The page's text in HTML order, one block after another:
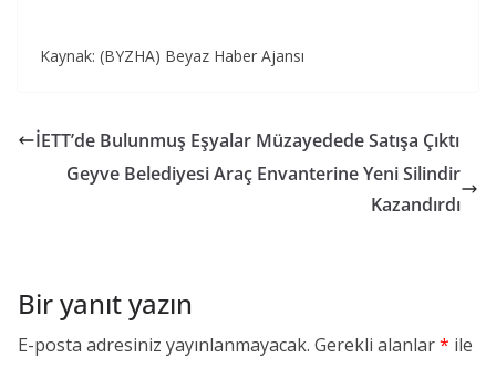
Kaynak: (BYZHA) Beyaz Haber Ajansı
İETT’de Bulunmuş Eşyalar Müzayedede Satışa Çıktı
Geyve Belediyesi Araç Envanterine Yeni Silindir
Kazandırdı
Bir yanıt yazın
E-posta adresiniz yayınlanmayacak. Gerekli alanlar* ile